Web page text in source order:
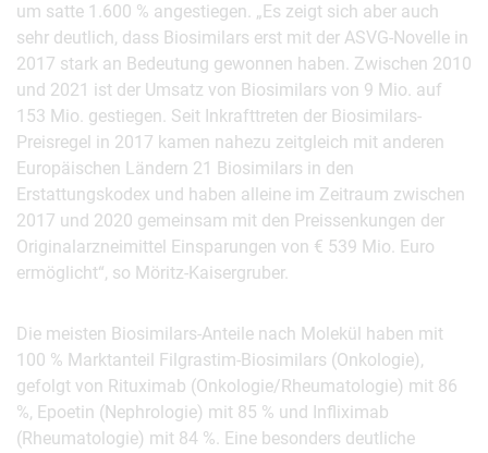
um satte 1.600 % angestiegen. „Es zeigt sich aber auch
sehr deutlich, dass Biosimilars erst mit der ASVG-Novelle in
2017 stark an Bedeutung gewonnen haben. Zwischen 2010
und 2021 ist der Umsatz von Biosimilars von 9 Mio. auf
153 Mio. gestiegen. Seit Inkrafttreten der Biosimilars-
Preisregel in 2017 kamen nahezu zeitgleich mit anderen
Europäischen Ländern 21 Biosimilars in den
Erstattungskodex und haben alleine im Zeitraum zwischen
2017 und 2020 gemeinsam mit den Preissenkungen der
Originalarzneimittel Einsparungen von € 539 Mio. Euro
ermöglicht“, so Möritz-Kaisergruber.
Die meisten Biosimilars-Anteile nach Molekül haben mit
100 % Marktanteil Filgrastim-Biosimilars (Onkologie),
gefolgt von Rituximab (Onkologie/Rheumatologie) mit 86
%, Epoetin (Nephrologie) mit 85 % und Infliximab
(Rheumatologie) mit 84 %. Eine besonders deutliche